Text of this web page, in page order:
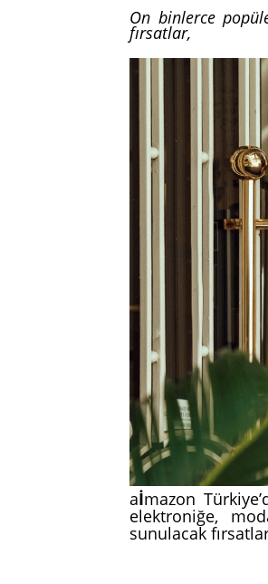
On binlerce
fırsatlar, 31
aİmazon
elektroniğe,
sunulacak